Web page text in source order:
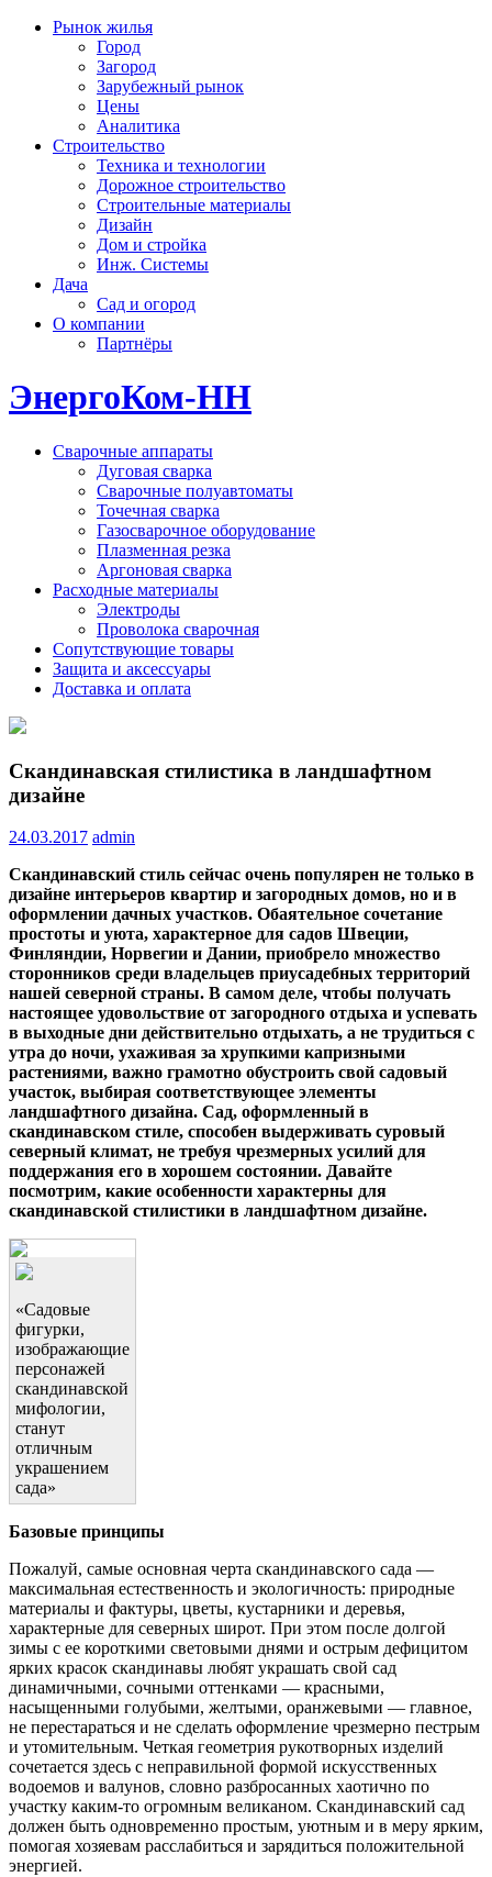
Рынок жилья
Город
Загород
Зарубежный рынок
Цены
Аналитика
Строительство
Техника и технологии
Дорожное строительство
Строительные материалы
Дизайн
Дом и стройка
Инж. Системы
Дача
Сад и огород
О компании
Партнёры
ЭнергоКом-НН
Сварочные аппараты
Дуговая сварка
Сварочные полуавтоматы
Точечная сварка
Газосварочное оборудование
Плазменная резка
Аргоновая сварка
Расходные материалы
Электроды
Проволока сварочная
Сопутствующие товары
Защита и аксессуары
Доставка и оплата
Скандинавская стилистика в ландшафтном
дизайне
24.03.2017 admin
Скандинавский стиль сейчас очень популярен не только в
дизайне интерьеров квартир и загородных домов, но и в
оформлении дачных участков. Обаятельное сочетание
простоты и уюта, характерное для садов Швеции,
Финляндии, Норвегии и Дании, приобрело множество
сторонников среди владельцев приусадебных территорий
нашей северной страны. В самом деле, чтобы получать
настоящее удовольствие от загородного отдыха и успевать
в выходные дни действительно отдыхать, а не трудиться с
утра до ночи, ухаживая за хрупкими капризными
растениями, важно грамотно обустроить свой садовый
участок, выбирая соответствующее элементы
ландшафтного дизайна. Сад, оформленный в
скандинавском стиле, способен выдерживать суровый
северный климат, не требуя чрезмерных усилий для
поддержания его в хорошем состоянии. Давайте
посмотрим, какие особенности характерны для
скандинавской стилистики в ландшафтном дизайне.
«Садовые
фигурки,
изображающие
персонажей
скандинавской
мифологии,
станут
отличным
украшением
сада»
Базовые принципы
Пожалуй, самые основная черта скандинавского сада —
максимальная естественность и экологичность: природные
материалы и фактуры, цветы, кустарники и деревья,
характерные для северных широт. При этом после долгой
зимы с ее короткими световыми днями и острым дефицитом
ярких красок скандинавы любят украшать свой сад
динамичными, сочными оттенками — красными,
насыщенными голубыми, желтыми, оранжевыми — главное,
не перестараться и не сделать оформление чрезмерно пестрым
и утомительным. Четкая геометрия рукотворных изделий
сочетается здесь с неправильной формой искусственных
водоемов и валунов, словно разбросанных хаотично по
участку каким-то огромным великаном. Скандинавский сад
должен быть одновременно простым, уютным и в меру ярким,
помогая хозяевам расслабиться и зарядиться положительной
энергией.